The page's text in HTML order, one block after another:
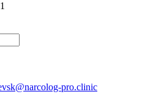
pro.clinic